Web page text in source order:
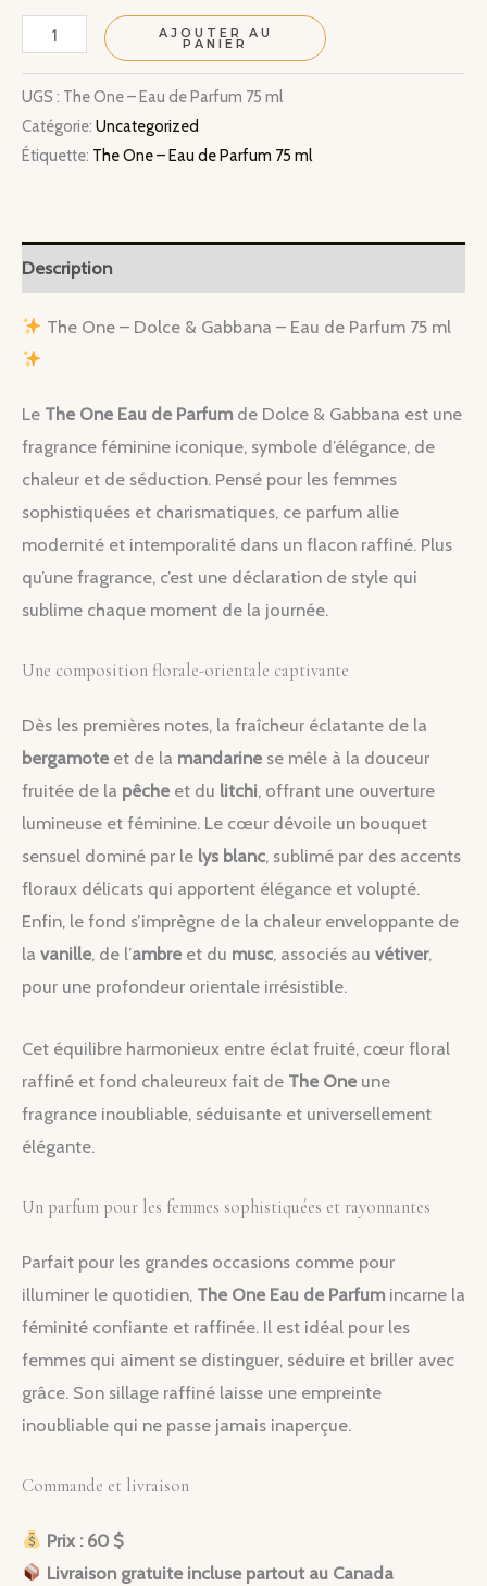
quantité
The
One
–
Parfum
75
ml
AJOUTER AU
PANIER
UGS : The One – Eau de Parfum 75 ml
Catégorie: Uncategorized
Étiquette: The One – Eau de Parfum 75 ml
Description
The One – Dolce & Gabbana – Eau de Parfum 75 ml
Le The One Eau de Parfum de Dolce & Gabbana est une
fragrance féminine iconique, symbole d’élégance, de
chaleur et de séduction. Pensé pour les femmes
sophistiquées et charismatiques, ce parfum allie
modernité et intemporalité dans un flacon raffiné. Plus
qu’une fragrance, c’est une déclaration de style qui
sublime chaque moment de la journée.
Une composition florale-orientale captivante
Dès les premières notes, la fraîcheur éclatante de la
bergamote et de la mandarine se mêle à la douceur
fruitée de la pêche et du litchi, offrant une ouverture
lumineuse et féminine. Le cœur dévoile un bouquet
sensuel dominé par le lys blanc, sublimé par des accents
floraux délicats qui apportent élégance et volupté.
Enfin, le fond s’imprègne de la chaleur enveloppante de
la vanille, de l’ambre et du musc, associés au vétiver,
pour une profondeur orientale irrésistible.
Cet équilibre harmonieux entre éclat fruité, cœur floral
raffiné et fond chaleureux fait de The One une
fragrance inoubliable, séduisante et universellement
élégante.
Un parfum pour les femmes sophistiquées et rayonnantes
Parfait pour les grandes occasions comme pour
illuminer le quotidien, The One Eau de Parfum incarne la
féminité confiante et raffinée. Il est idéal pour les
femmes qui aiment se distinguer, séduire et briller avec
grâce. Son sillage raffiné laisse une empreinte
inoubliable qui ne passe jamais inaperçue.
Commande et livraison
Prix : 60 $
Livraison gratuite incluse partout au Canada